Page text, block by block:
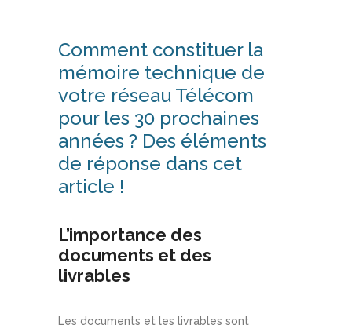
Comment constituer la
mémoire technique de
votre réseau Télécom
pour les 30 prochaines
années ? Des éléments
de réponse dans cet
article !
L’importance des
documents et des
livrables
Les documents et les livrables sont